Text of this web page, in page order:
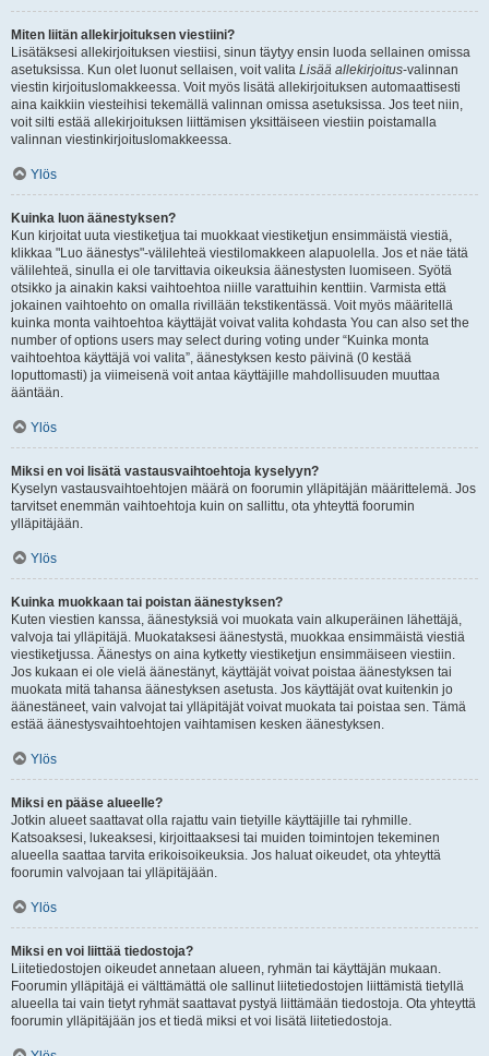
Miten liitän allekirjoituksen viestiini?
Lisätäksesi allekirjoituksen viestiisi, sinun täytyy ensin luoda sellainen omissa
asetuksissa. Kun olet luonut sellaisen, voit valita Lisää allekirjoitus-valinnan
viestin kirjoituslomakkeessa. Voit myös lisätä allekirjoituksen automaattisesti
aina kaikkiin viesteihisi tekemällä valinnan omissa asetuksissa. Jos teet niin,
voit silti estää allekirjoituksen liittämisen yksittäiseen viestiin poistamalla
valinnan viestinkirjoituslomakkeessa.
Ylös
Kuinka luon äänestyksen?
Kun kirjoitat uuta viestiketjua tai muokkaat viestiketjun ensimmäistä viestiä,
klikkaa "Luo äänestys"-välilehteä viestilomakkeen alapuolella. Jos et näe tätä
välilehteä, sinulla ei ole tarvittavia oikeuksia äänestysten luomiseen. Syötä
otsikko ja ainakin kaksi vaihtoehtoa niille varattuihin kenttiin. Varmista että
jokainen vaihtoehto on omalla rivillään tekstikentässä. Voit myös määritellä
kuinka monta vaihtoehtoa käyttäjät voivat valita kohdasta You can also set the
number of options users may select during voting under “Kuinka monta
vaihtoehtoa käyttäjä voi valita”, äänestyksen kesto päivinä (0 kestää
loputtomasti) ja viimeisenä voit antaa käyttäjille mahdollisuuden muuttaa
ääntään.
Ylös
Miksi en voi lisätä vastausvaihtoehtoja kyselyyn?
Kyselyn vastausvaihtoehtojen määrä on foorumin ylläpitäjän määrittelemä. Jos
tarvitset enemmän vaihtoehtoja kuin on sallittu, ota yhteyttä foorumin
ylläpitäjään.
Ylös
Kuinka muokkaan tai poistan äänestyksen?
Kuten viestien kanssa, äänestyksiä voi muokata vain alkuperäinen lähettäjä,
valvoja tai ylläpitäjä. Muokataksesi äänestystä, muokkaa ensimmäistä viestiä
viestiketjussa. Äänestys on aina kytketty viestiketjun ensimmäiseen viestiin.
Jos kukaan ei ole vielä äänestänyt, käyttäjät voivat poistaa äänestyksen tai
muokata mitä tahansa äänestyksen asetusta. Jos käyttäjät ovat kuitenkin jo
äänestäneet, vain valvojat tai ylläpitäjät voivat muokata tai poistaa sen. Tämä
estää äänestysvaihtoehtojen vaihtamisen kesken äänestyksen.
Ylös
Miksi en pääse alueelle?
Jotkin alueet saattavat olla rajattu vain tietyille käyttäjille tai ryhmille.
Katsoaksesi, lukeaksesi, kirjoittaaksesi tai muiden toimintojen tekeminen
alueella saattaa tarvita erikoisoikeuksia. Jos haluat oikeudet, ota yhteyttä
foorumin valvojaan tai ylläpitäjään.
Ylös
Miksi en voi liittää tiedostoja?
Liitetiedostojen oikeudet annetaan alueen, ryhmän tai käyttäjän mukaan.
Foorumin ylläpitäjä ei välttämättä ole sallinut liitetiedostojen liittämistä tietyllä
alueella tai vain tietyt ryhmät saattavat pystyä liittämään tiedostoja. Ota yhteyttä
foorumin ylläpitäjään jos et tiedä miksi et voi lisätä liitetiedostoja.